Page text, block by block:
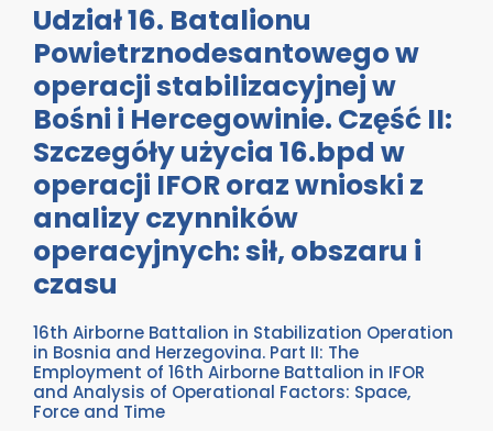
Udział 16. Batalionu
Powietrznodesantowego w
operacji stabilizacyjnej w
Bośni i Hercegowinie. Część II:
Szczegóły użycia 16.bpd w
operacji IFOR oraz wnioski z
analizy czynników
operacyjnych: sił, obszaru i
czasu
16th Airborne Battalion in Stabilization Operation
in Bosnia and Herzegovina. Part II: The
Employment of 16th Airborne Battalion in IFOR
and Analysis of Operational Factors: Space,
Force and Time